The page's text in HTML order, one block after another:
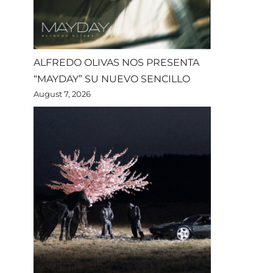
ALFREDO OLIVAS NOS PRESENTA
“MAYDAY” SU NUEVO SENCILLO
August 7, 2026